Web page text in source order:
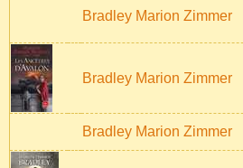
Bradley Marion Zimmer
Bradley Marion Zimmer
Bradley Marion Zimmer